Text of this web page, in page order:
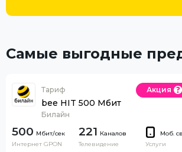
Самые выгодные
Тариф
bee HIT 500 Мбит
Билайн
Акция
500
Интернет GPON
221 Каналов
Телевидение
Моб.
Услуги